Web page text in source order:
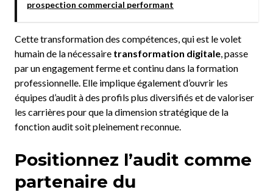
prospection commercial performant
Cette transformation des compétences, qui est le volet
humain de la nécessaire transformation digitale, passe
par un engagement ferme et continu dans la formation
professionnelle. Elle implique également d’ouvrir les
équipes d’audit à des profils plus diversifiés et de valoriser
les carrières pour que la dimension stratégique de la
fonction audit soit pleinement reconnue.
Positionnez l’audit comme
partenaire du